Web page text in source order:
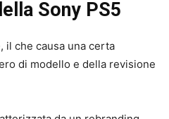
Sony PS5
il che causa una certa
di modello e della revisione